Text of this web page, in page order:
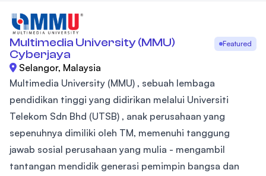
Multimedia University (MMU)
Cyberjaya
Featured
Selangor, Malaysia
Multimedia University (MMU) , sebuah lembaga
pendidikan tinggi yang didirikan melalui Universiti
Telekom Sdn Bhd (UTSB) , anak perusahaan yang
sepenuhnya dimiliki oleh TM, memenuhi tanggung
jawab sosial perusahaan yang mulia - mengambil
tantangan mendidik generasi pemimpin bangsa dan